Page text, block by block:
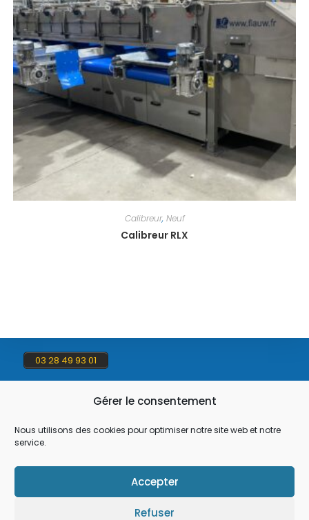
Gérer le consentement
Nous utilisons des cookies pour optimiser notre site web et notre
service.
Accepter
Refuser
Calibreur, Neuf
Calibreur RLX
03 28 49 93 01
47 Rue du Mortier, 59181 Steenwerck